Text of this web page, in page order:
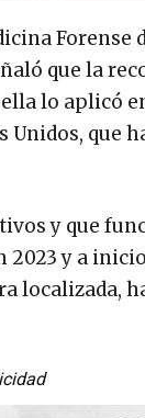
que la
lo aplicó
que
y que
y a
localizada,